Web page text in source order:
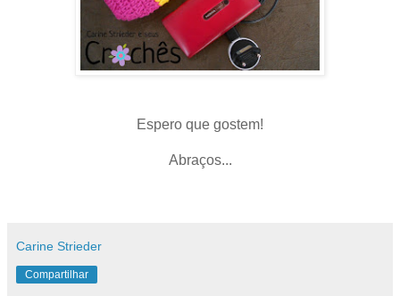
Espero que gostem!
Abraços...
Carine Strieder
Compartilhar